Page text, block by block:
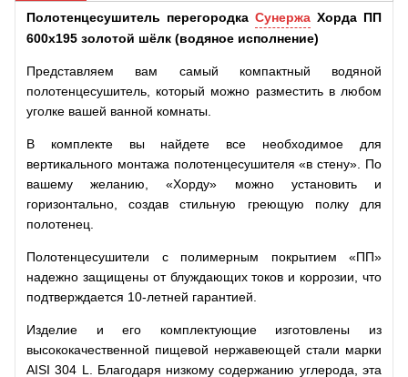
Полотенцесушитель перегородка Сунержа Хорда ПП
600x195 золотой шёлк (водяное исполнение)
Представляем вам самый компактный водяной
полотенцесушитель, который можно разместить в любом
уголке вашей ванной комнаты.
В комплекте вы найдете все необходимое для
вертикального монтажа полотенцесушителя «в стену». По
вашему желанию, «Хорду» можно установить и
горизонтально, создав стильную греющую полку для
полотенец.
Полотенцесушители с полимерным покрытием «ПП»
надежно защищены от блуждающих токов и коррозии, что
подтверждается 10-летней гарантией.
Изделие и его комплектующие изготовлены из
высококачественной пищевой нержавеющей стали марки
AISI 304 L. Благодаря низкому содержанию углерода, эта